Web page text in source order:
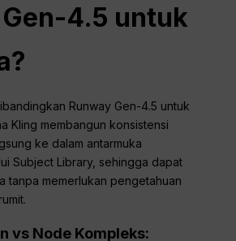
4.5 untuk
Runway Gen-4.5 untuk
Kling membangun konsistensi
ke dalam antarmuka
Subject Library, sehingga dapat
tanpa memerlukan pengetahuan
vs Node Kompleks: